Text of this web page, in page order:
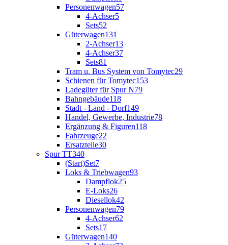
Personenwagen57
4-Achser5
Sets52
Güterwagen131
2-Achser13
4-Achser37
Sets81
Tram u. Bus System von Tomytec29
Schienen für Tomytec153
Ladegüter für Spur N79
Bahngebäude118
Stadt - Land - Dorf149
Handel, Gewerbe, Industrie78
Ergänzung & Figuren118
Fahrzeuge22
Ersatzteile30
Spur TT340
(Start)Set7
Loks & Triebwagen93
Dampflok25
E-Loks26
Diesellok42
Personenwagen79
4-Achser62
Sets17
Güterwagen140